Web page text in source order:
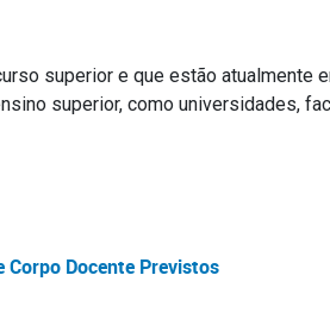
superior e que estão atualmente
superior, como universidades,
Corpo Docente Previstos